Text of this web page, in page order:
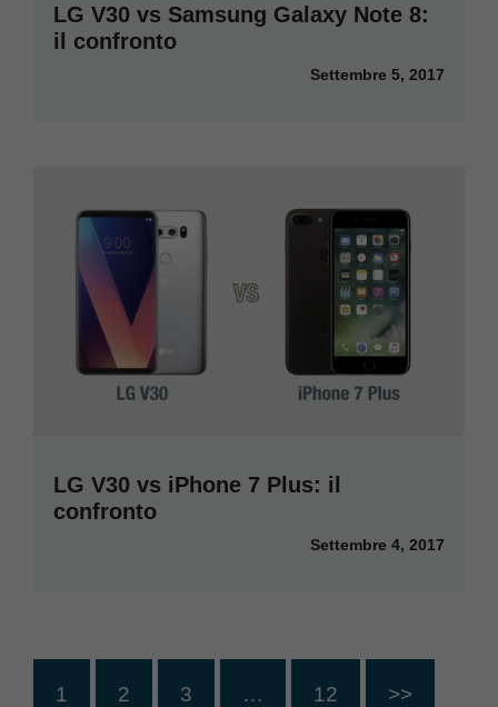
LG V30 vs Samsung Galaxy Note 8:
il confronto
Settembre 5, 2017
LG V30 vs iPhone 7 Plus: il
confronto
Settembre 4, 2017
1 2 3 … 12 >>